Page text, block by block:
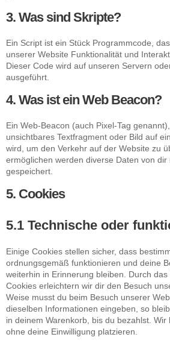
3. Was sind Skripte?
Ein Script ist ein Stück Programmcode,
unserer Website Funktionalität und
Dieser Code wird auf unseren Servern
ausgeführt.
4. Was ist ein Web Beacon?
Ein Web-Beacon (auch Pixel-Tag
unsichtbares Textfragment oder Bild auf
wird, um den Verkehr auf der Website zu
ermöglichen werden diverse Daten von dir
gespeichert.
5. Cookies
5.1 Technische oder
Einige Cookies stellen sicher, dass
ordnungsgemäß funktionieren und deine
weiterhin in Erinnerung bleiben. Durch
Cookies erleichtern wir dir den Besuch
Weise musst du beim Besuch unserer
dieselben Informationen eingeben, so
in deinem Warenkorb, bis du bezahlst.
ohne deine Einwilligung platzieren.